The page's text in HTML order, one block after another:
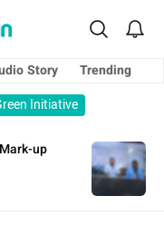
Story
Trending
Initiative
up